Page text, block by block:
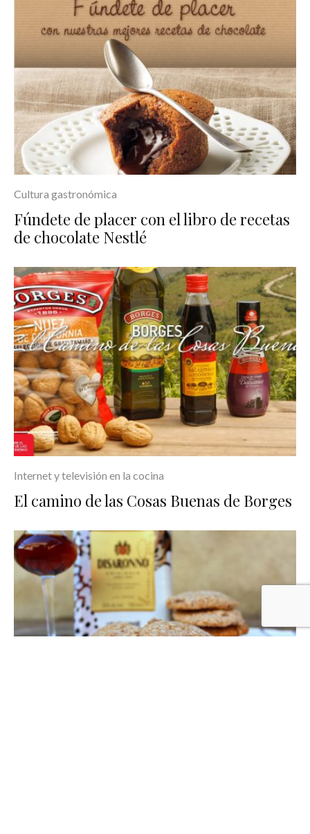
Cultura gastronómica
Fúndete de placer con el libro de recetas
de chocolate Nestlé
Internet y televisión en la cocina
El camino de las Cosas Buenas de Borges